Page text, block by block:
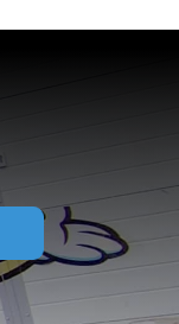
Search